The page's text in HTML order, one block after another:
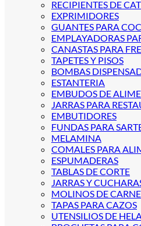
RECIPIENTES DE
EXPRIMIDORES
GUANTES PARA
EMPLAYADORAS
CANASTAS PARA
TAPETES Y PISOS
BOMBAS
ESTANTERIA
EMBUDOS DE
JARRAS PARA
EMBUTIDORES
FUNDAS PARA
MELAMINA
COMALES PARA
ESPUMADERAS
TABLAS DE CORTE
JARRAS Y
MOLINOS DE CARNE
TAPAS PARA CAZOS
UTENSILIOS DE